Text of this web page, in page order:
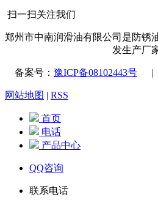
扫一扫关注我们
郑州市中南润滑油有限公司是防锈
发生产厂
备案号： 豫ICP备08102443号
网站地图 | RSS
首页
电话
产品中心
QQ咨询
联系电话